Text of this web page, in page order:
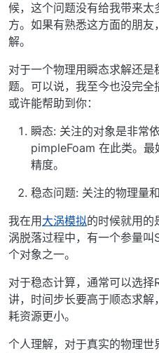
候，这个问题没有给我带来
方。如果有熟悉这方面的朋
解。
对于一个物理用瞬态求解还
题。可以说，我至今也没完全
或许能帮助到你：
瞬态: 关注的对象是非常
pimpleFoam 在此类。最
精度。
稳态问题: 关注的物理量和
我在用 大涡模拟的时候就用的
涡脱落过程中，有一个参量
个对象之一。
对于稳态计算，通常可以选
讲，时间步长要高于顺态求
耗资源更小。
个人理解，对于真实的物理